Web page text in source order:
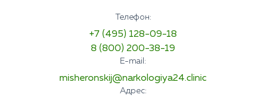
Телефон:
+7 (495) 128-09-18
8 (800) 200-38-19
E-mail:
misheronskij@narkologiya24.clinic
Адрес: